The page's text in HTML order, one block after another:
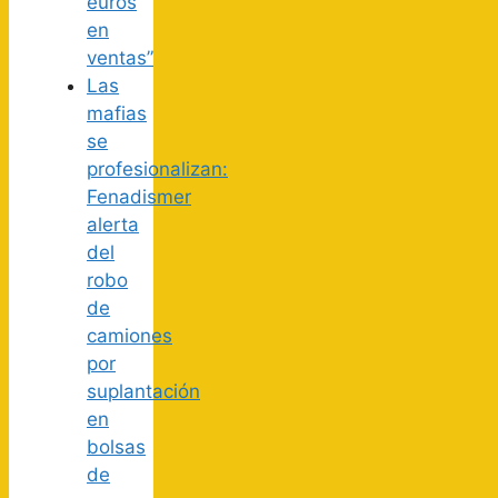
en
ventas”
Las
mafias
se
profesionalizan:
Fenadismer
alerta
del
robo
de
camiones
por
suplantación
en
bolsas
de